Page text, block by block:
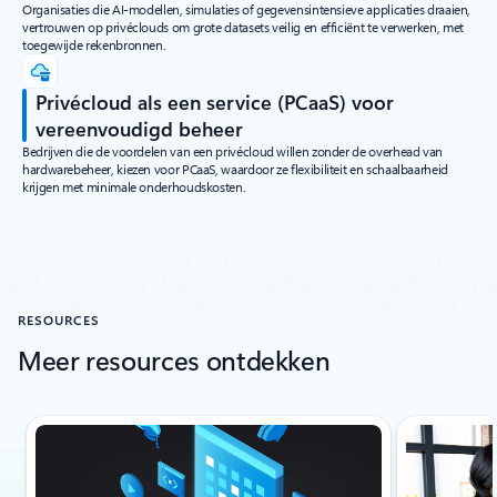
Organisaties die AI-modellen, simulaties of gegevensintensieve applicaties draaien,
vertrouwen op privéclouds om grote datasets veilig en efficiënt te verwerken, met
toegewijde rekenbronnen.
Privécloud als een service (PCaaS) voor
vereenvoudigd beheer
Bedrijven die de voordelen van een privécloud willen zonder de overhead van
hardwarebeheer, kiezen voor PCaaS, waardoor ze flexibiliteit en schaalbaarheid
krijgen met minimale onderhoudskosten.
RESOURCES
Meer resources ontdekken
Dia 1 van 3 wordt weergegeven